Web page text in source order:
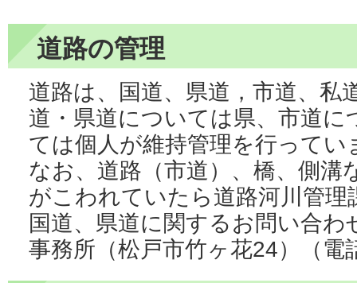
道路の管理
道路は、国道、県道，市道、私
道・県道については県、市道
ては個人が維持管理を行ってい
なお、道路（市道）、橋、側溝
がこわれていたら道路河川管
国道、県道に関するお問い合わ
事務所（松戸市竹ヶ花24）（電